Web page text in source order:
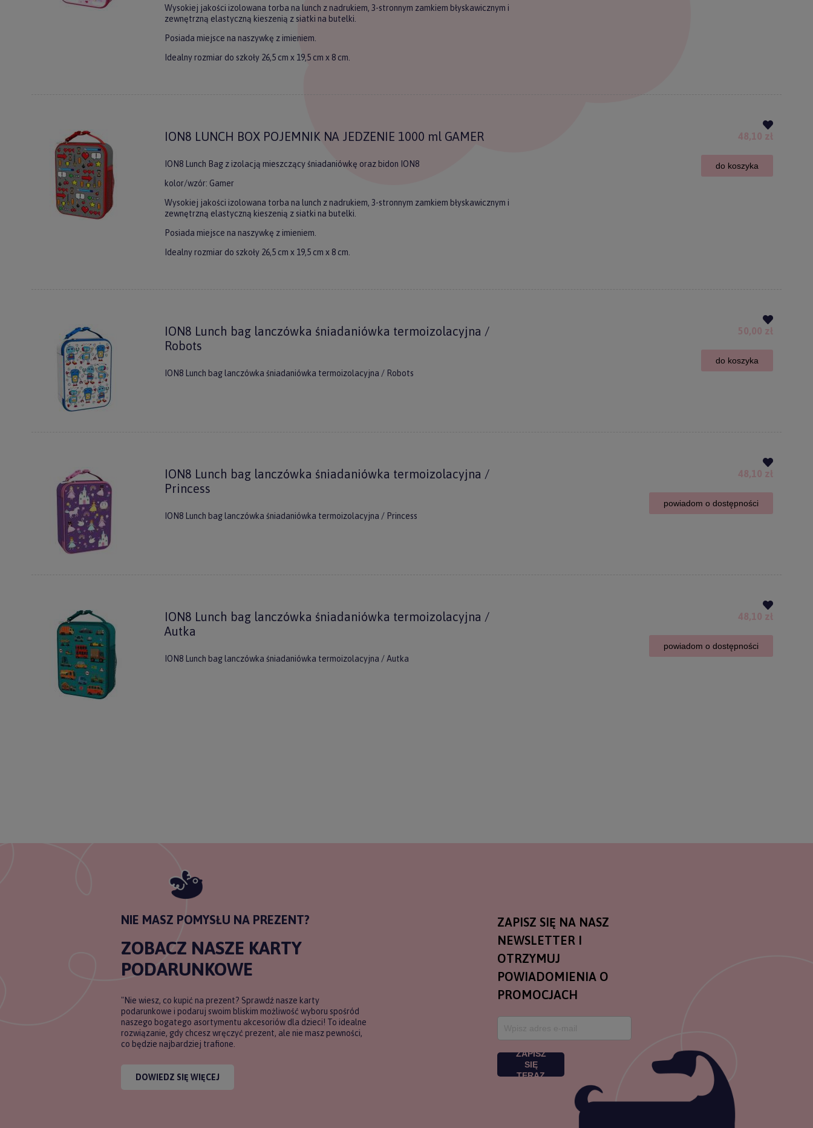
Wysokiej jakości izolowana torba na lunch z nadrukiem, 3-stronnym zamkiem błyskawicznym i
zewnętrzną elastyczną kieszenią z siatki na butelki.
Posiada miejsce na naszywkę z imieniem.
Idealny rozmiar do szkoły 26,5 cm x 19,5 cm x 8 cm.
ION8 LUNCH BOX POJEMNIK NA JEDZENIE 1000 ml GAMER
ION8 Lunch Bag z izolacją mieszczący śniadaniówkę oraz bidon ION8
kolor/wzór: Gamer
Wysokiej jakości izolowana torba na lunch z nadrukiem, 3-stronnym zamkiem błyskawicznym i
zewnętrzną elastyczną kieszenią z siatki na butelki.
Posiada miejsce na naszywkę z imieniem.
Idealny rozmiar do szkoły 26,5 cm x 19,5 cm x 8 cm.
48,10 zł
do koszyka
ION8 Lunch bag lanczówka śniadaniówka termoizolacyjna /
Robots
ION8 Lunch bag lanczówka śniadaniówka termoizolacyjna / Robots
50,00 zł
do koszyka
ION8 Lunch bag lanczówka śniadaniówka termoizolacyjna /
Princess
ION8 Lunch bag lanczówka śniadaniówka termoizolacyjna / Princess
48,10 zł
powiadom o dostępności
ION8 Lunch bag lanczówka śniadaniówka termoizolacyjna /
Autka
ION8 Lunch bag lanczówka śniadaniówka termoizolacyjna / Autka
48,10 zł
powiadom o dostępności
NIE MASZ POMYSŁU NA PREZENT?
ZOBACZ NASZE KARTY
PODARUNKOWE
"Nie wiesz, co kupić na prezent? Sprawdź nasze karty
podarunkowe i podaruj swoim bliskim możliwość wyboru spośród
naszego bogatego asortymentu akcesoriów dla dzieci! To idealne
rozwiązanie, gdy chcesz wręczyć prezent, ale nie masz pewności,
co będzie najbardziej trafione.
DOWIEDZ SIĘ WIĘCEJ
ZAPISZ SIĘ NA NASZ
NEWSLETTER I
OTRZYMUJ
POWIADOMIENIA O
PROMOCJACH
ZAPISZ
SIĘ
TERAZ
Zasubskrybuj nasz newsletter
i otrzymaj5% rabatu na pierwszy
Twoje imię
Twój email